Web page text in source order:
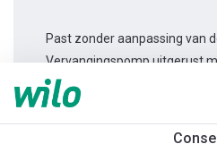
Past zonder aanpassing van
Vervangingspomp uitgerust
Productinformatie